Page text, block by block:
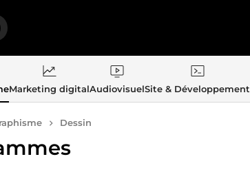
Marketing digitalAudiovisuelSite & Développement
Dessin